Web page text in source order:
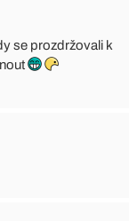
se prozdržovali k